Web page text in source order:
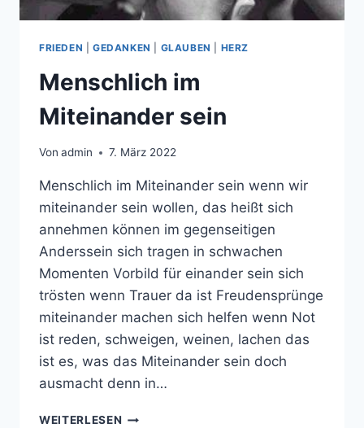
FRIEDEN GEDANKEN GLAUBEN HERZ
Menschlich im
Miteinander sein
Von admin 7. März 2022
Menschlich im Miteinander sein wenn wir
miteinander sein wollen, das heißt sich
annehmen können im gegenseitigen
Anderssein sich tragen in schwachen
Momenten Vorbild für einander sein sich
trösten wenn Trauer da ist Freudensprünge
miteinander machen sich helfen wenn Not
ist reden, schweigen, weinen, lachen das
ist es, was das Miteinander sein doch
ausmacht denn in…
WEITERLESEN MENSCHLICH